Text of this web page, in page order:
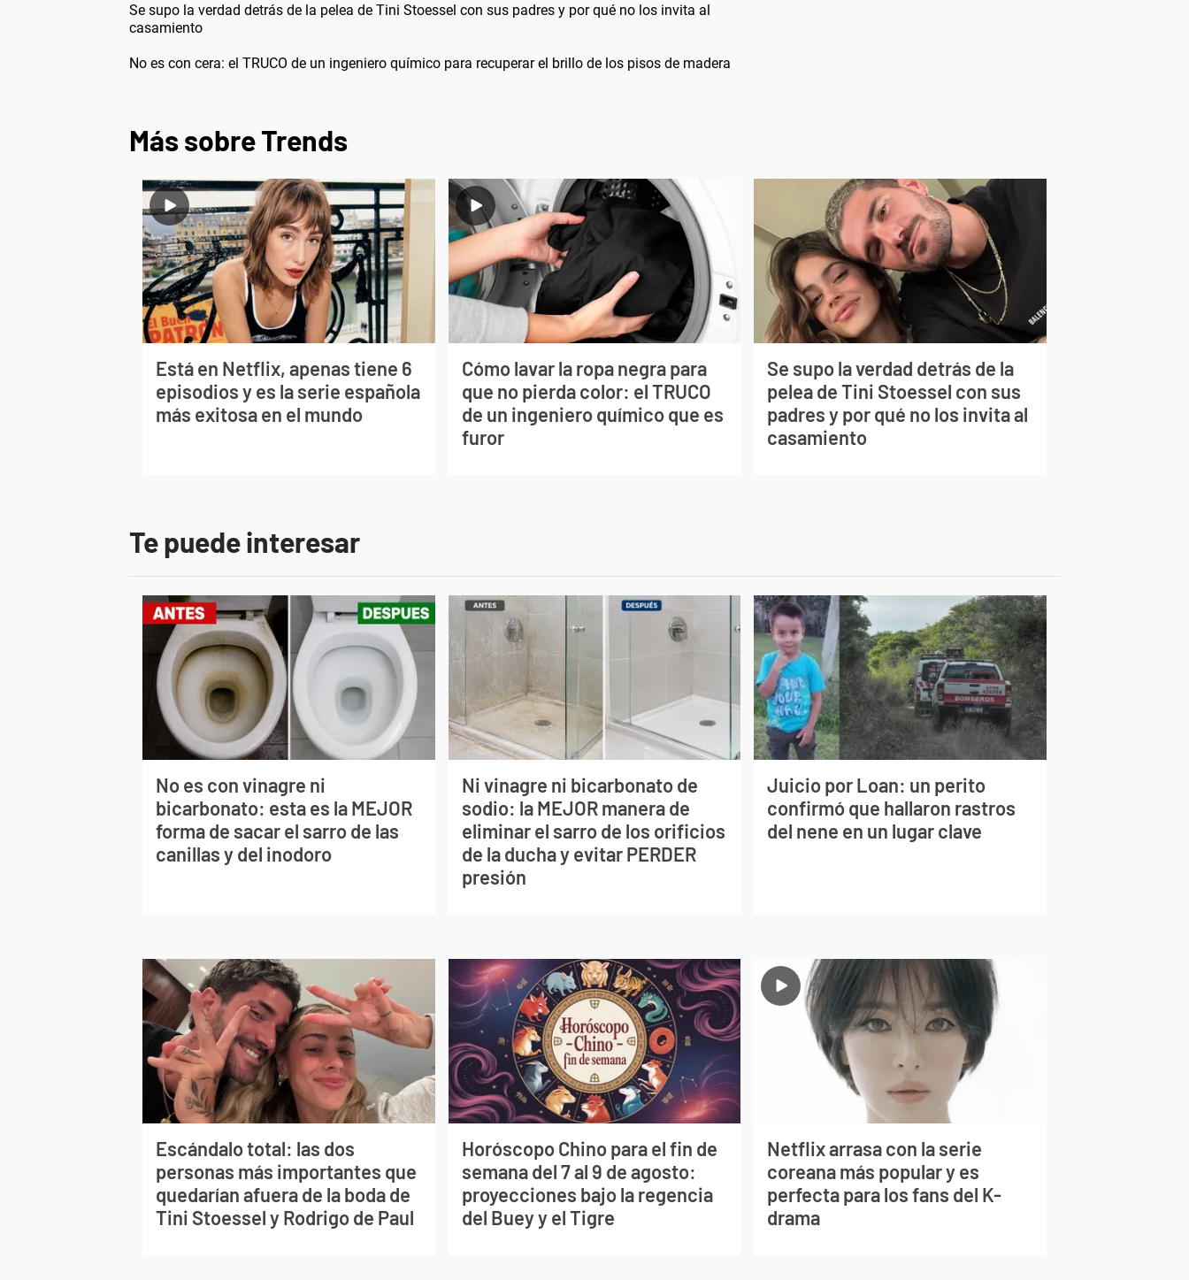
Se supo la verdad detrás de la pelea de Tini Stoessel con sus padres y por qué no los invita al
casamiento
No es con cera: el TRUCO de un ingeniero químico para recuperar el brillo de los pisos de madera
Más sobre Trends
Está en Netflix, apenas tiene 6
episodios y es la serie española
más exitosa en el mundo
Cómo lavar la ropa negra para
que no pierda color: el TRUCO
de un ingeniero químico que es
furor
Se supo la verdad detrás de la
pelea de Tini Stoessel con sus
padres y por qué no los invita al
casamiento
Te puede interesar
No es con vinagre ni
bicarbonato: esta es la MEJOR
forma de sacar el sarro de las
canillas y del inodoro
Ni vinagre ni bicarbonato de
sodio: la MEJOR manera de
eliminar el sarro de los orificios
de la ducha y evitar PERDER
presión
Juicio por Loan: un perito
confirmó que hallaron rastros
del nene en un lugar clave
Escándalo total: las dos
personas más importantes que
quedarían afuera de la boda de
Tini Stoessel y Rodrigo de Paul
Horóscopo Chino para el fin de
semana del 7 al 9 de agosto:
proyecciones bajo la regencia
del Buey y el Tigre
Netflix arrasa con la serie
coreana más popular y es
perfecta para los fans del K-
drama